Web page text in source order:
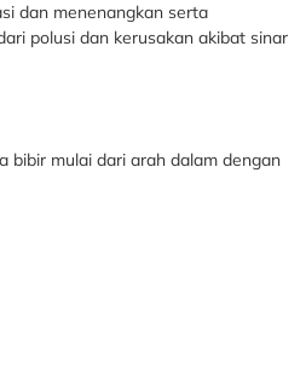
dan menenangkan serta
polusi dan kerusakan akibat sinar
bibir mulai dari arah dalam dengan